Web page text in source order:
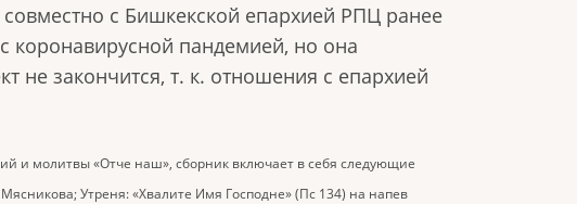
с Бишкекской епархией РПЦ ранее
коронавирусной пандемией, но она
не закончится, т. к. отношения с епархией
и молитвы «Отче наш», сборник включает в себя следующие
Утреня: «Хвалите Имя Господне» (Пс 134) на напев